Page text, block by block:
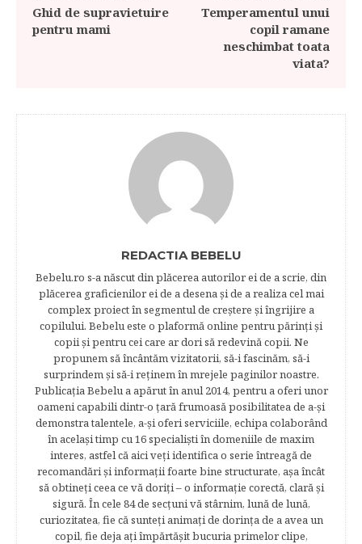
Ghid de supravietuire
pentru mami
Temperamentul unui
copil ramane
neschimbat toata
viata?
REDACTIA BEBELU
Bebelu.ro s-a născut din plăcerea autorilor ei de a scrie, din
plăcerea graficienilor ei de a desena şi de a realiza cel mai
complex proiect în segmentul de creştere şi îngrijire a
copilului. Bebelu este o plaformă online pentru părinţi şi
copii şi pentru cei care ar dori să redevină copii. Ne
propunem să încântăm vizitatorii, să-i fascinăm, să-i
surprindem şi să-i reţinem în mrejele paginilor noastre.​
Publicația Bebelu a apărut în anul 2014, pentru a oferi unor
oameni capabili dintr-o ţară frumoasă posibilitatea de a-şi
demonstra talentele, a-şi oferi serviciile, echipa colaborând
în acelaşi timp cu 16 specialişti în domeniile de maxim
interes, astfel că aici veţi identifica o serie întreagă de
recomandări şi informaţii foarte bine structurate, aşa încât
să obtineţi ceea ce vă doriţi – o informaţie corectă, clară şi
sigură. În cele 84 de secțuni vă stârnim, lună de lună,
curiozitatea, fie că sunteţi animaţi de dorinţa de a avea un
copil, fie deja aţi împărtăşit bucuria primelor clipe,